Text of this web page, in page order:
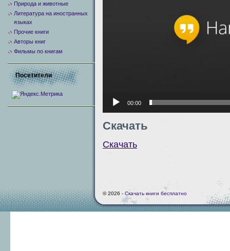
00:00
Скачать
Скачать
Природа и животные
Литература на иностранных
языках
Прочие книги
Авторы книг
Фильмы по книгам
Посетители
© 2026 - Скачать книги бесплатно